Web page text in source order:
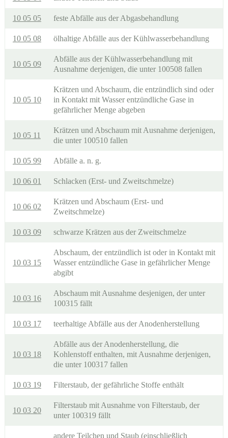
10 05 05 feste Abfälle aus der Abgasbehandlung
10 05 08 ölhaltige Abfälle aus der Kühlwasserbehandlung
10 05 09
Abfälle aus der Kühlwasserbehandlung mit
Ausnahme derjenigen, die unter 100508 fallen
10 05 10
Krätzen und Abschaum, die entzündlich sind oder
in Kontakt mit Wasser entzündliche Gase in
gefährlicher Menge abgeben
10 05 11
Krätzen und Abschaum mit Ausnahme derjenigen,
die unter 100510 fallen
10 05 99 Abfälle a. n. g.
10 06 01 Schlacken (Erst- und Zweitschmelze)
10 06 02
Krätzen und Abschaum (Erst- und
Zweitschmelze)
10 03 09 schwarze Krätzen aus der Zweitschmelze
10 03 15
Abschaum, der entzündlich ist oder in Kontakt mit
Wasser entzündliche Gase in gefährlicher Menge
abgibt
10 03 16
Abschaum mit Ausnahme desjenigen, der unter
100315 fällt
10 03 17 teerhaltige Abfälle aus der Anodenherstellung
10 03 18
Abfälle aus der Anodenherstellung, die
Kohlenstoff enthalten, mit Ausnahme derjenigen,
die unter 100317 fallen
10 03 19 Filterstaub, der gefährliche Stoffe enthält
10 03 20
Filterstaub mit Ausnahme von Filterstaub, der
unter 100319 fällt
andere Teilchen und Staub (einschließlich